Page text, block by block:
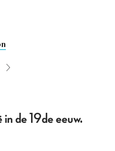
de 19de eeuw.